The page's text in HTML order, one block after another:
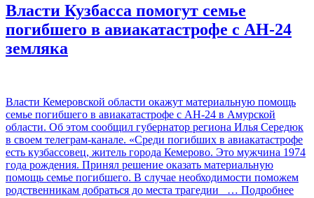
Власти Кузбасса помогут семье
погибшего в авиакатастрофе с АН-24
земляка
Власти Кемеровской области окажут материальную помощь
семье погибшего в авиакатастрофе с АН-24 в Амурской
области. Об этом сообщил губернатор региона Илья Середюк
в своем телеграм-канале. «Среди погибших в авиакатастрофе
есть кузбассовец, житель города Кемерово. Это мужчина 1974
года рождения. Принял решение оказать материальную
помощь семье погибшего. В случае необходимости поможем
родственникам добраться до места трагедии
… Подробнее